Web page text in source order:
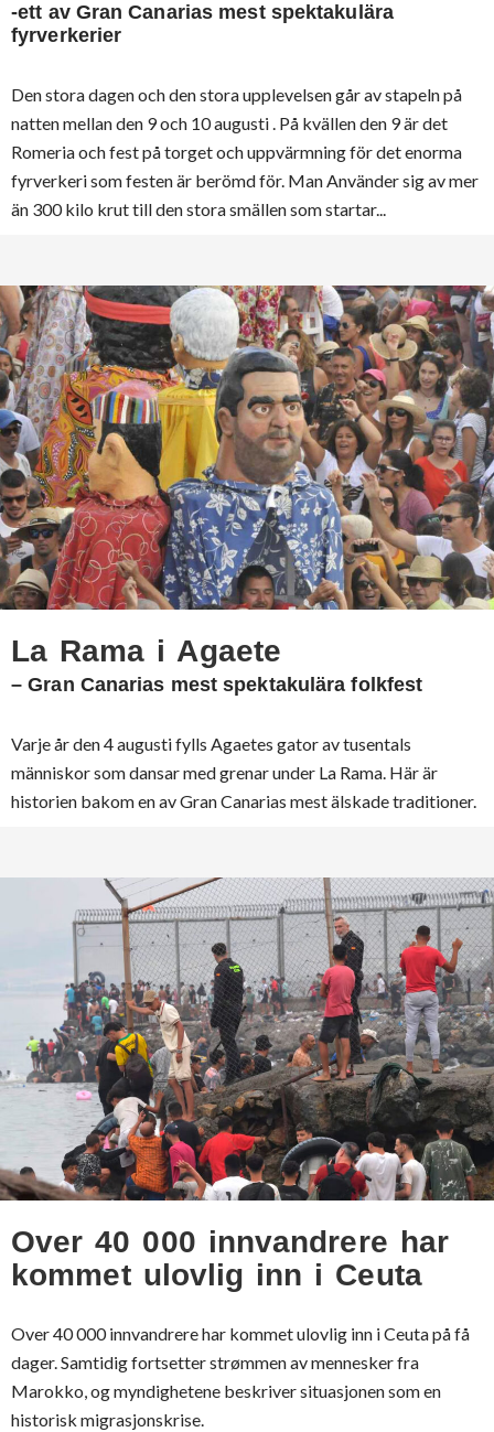
-ett av Gran Canarias mest spektakulära
fyrverkerier
Den stora dagen och den stora upplevelsen går av stapeln på
natten mellan den 9 och 10 augusti . På kvällen den 9 är det
Romeria och fest på torget och uppvärmning för det enorma
fyrverkeri som festen är berömd för. Man Använder sig av mer
än 300 kilo krut till den stora smällen som startar...
La Rama i Agaete
– Gran Canarias mest spektakulära folkfest
Varje år den 4 augusti fylls Agaetes gator av tusentals
människor som dansar med grenar under La Rama. Här är
historien bakom en av Gran Canarias mest älskade traditioner.
Over 40 000 innvandrere har
kommet ulovlig inn i Ceuta
Over 40 000 innvandrere har kommet ulovlig inn i Ceuta på få
dager. Samtidig fortsetter strømmen av mennesker fra
Marokko, og myndighetene beskriver situasjonen som en
historisk migrasjonskrise.